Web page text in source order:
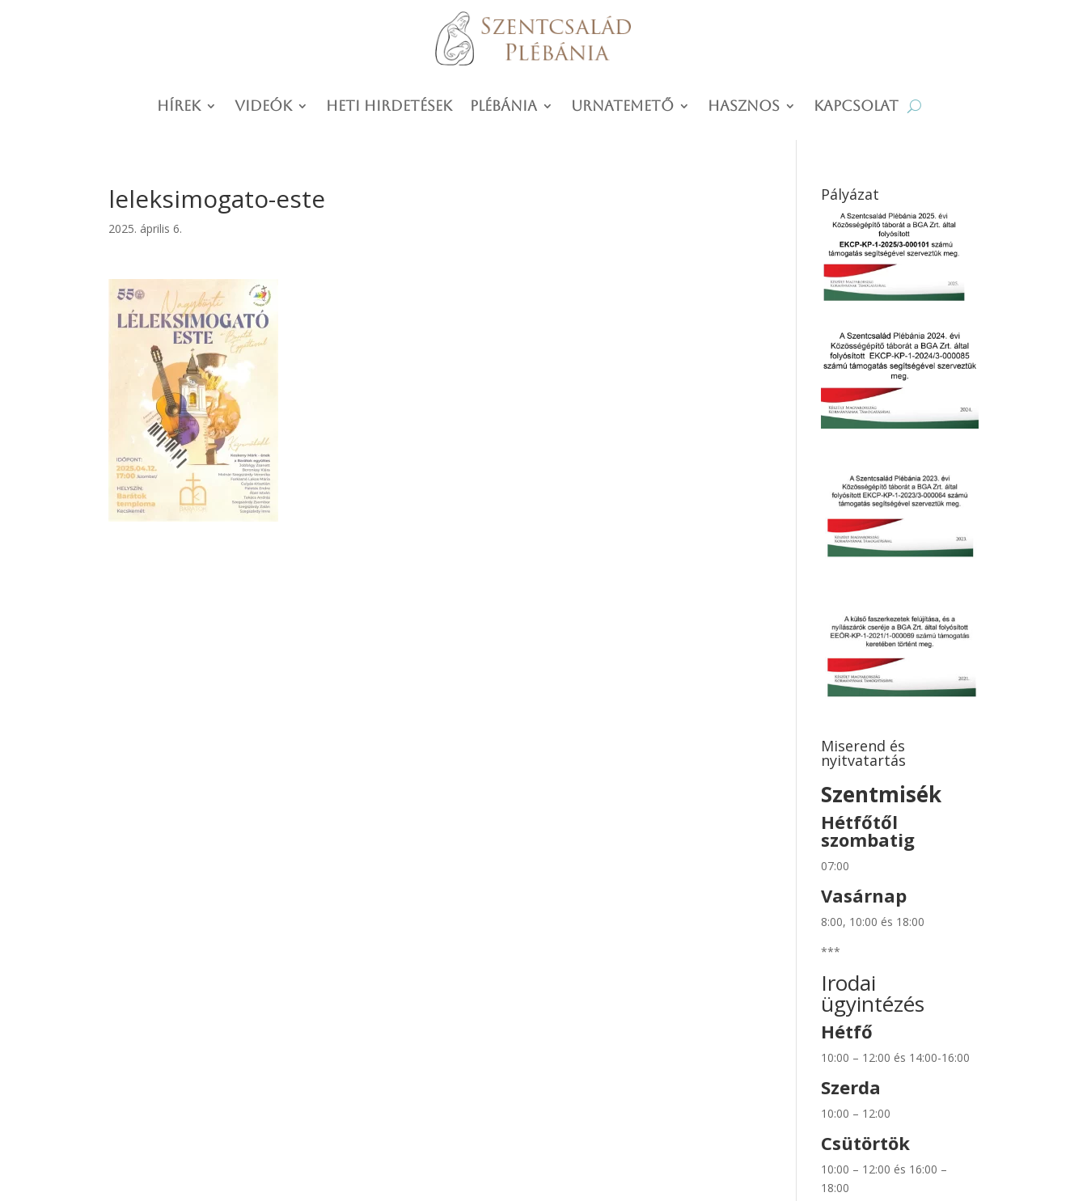
Hírek Videók Heti hirdetések Plébánia Urnatemető Hasznos Kapcsolat
leleksimogato-este
2025. április 6.
Pályázat
Miserend és
nyitvatartás
Szentmisék
Hétfőtől
szombatig
07:00
Vasárnap
8:00, 10:00 és 18:00
***
Irodai
ügyintézés
Hétfő
10:00 – 12:00 és 14:00-16:00
Szerda
10:00 – 12:00
Csütörtök
10:00 – 12:00 és 16:00 –
18:00